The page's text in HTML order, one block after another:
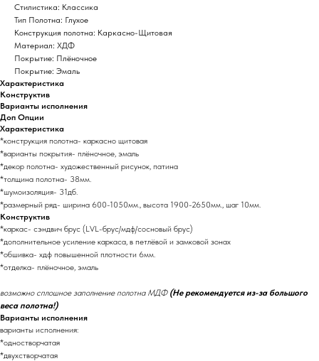
Стилистика: Классика
Тип Полотна: Глухое
Конструкция полотна: Каркасно-Щитовая
Материал: ХДФ
Покрытие: Плёночное
Покрытие: Эмаль
Характеристика
Конструктив
Варианты исполнения
Доп Опции
Характеристика
*конструкция полотна- каркасно щитовая
*варианты покрытия- плёночное, эмаль
*декор полотна- художественный рисунок, патина
*толщина полотна- 38мм.
*шумоизоляция- 31дб.
*размерный ряд- ширина 600-1050мм., высота 1900-2650мм., шаг 10мм.
Конструктив
*каркас- сэндвич брус (LVL-брус/мдф/сосновый брус)
*дополнительное усиление каркаса, в петлёвой и замковой зонах
*обшивка- хдф повышенной плотности 6мм.
*отделка- плёночное, эмаль
возможно сплошное заполнение полотна МДФ (Не рекомендуется из-за большого
веса полотна!)
Варианты исполнения
варианты исполнения:
*одностворчатая
*двухстворчатая